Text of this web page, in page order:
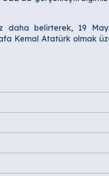
daha belirterek, 19
Kemal Atatürk olmak